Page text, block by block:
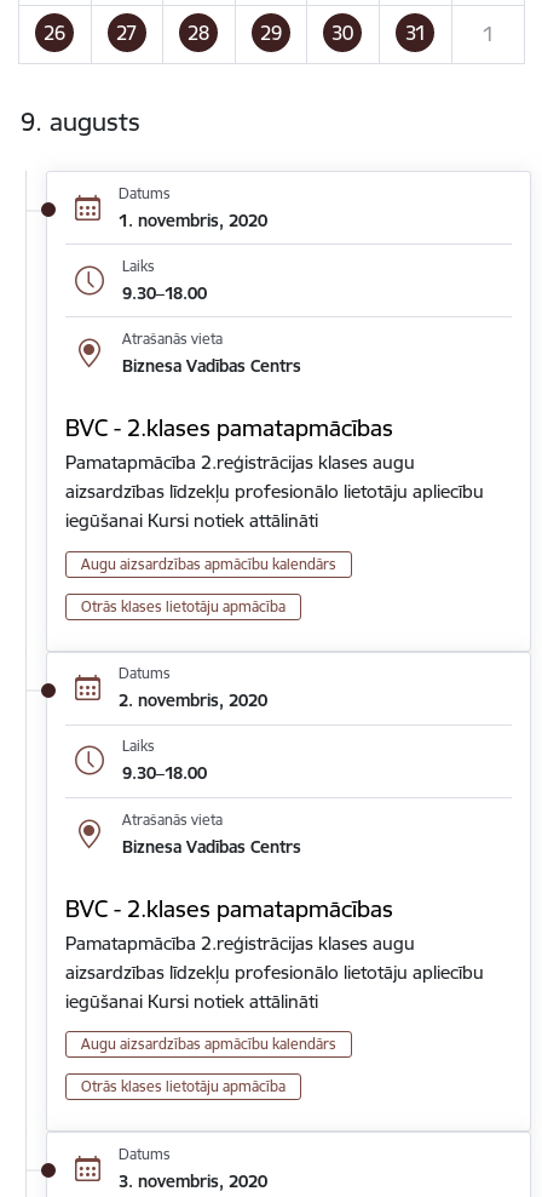
26 27 28 29 30 31 1
9. augusts
Datums
1. novembris, 2020
Laiks
9.30–18.00
Atrašanās vieta
Biznesa Vadības Centrs
BVC - 2.klases pamatapmācības
Pamatapmācība 2.reģistrācijas klases augu
aizsardzības līdzekļu profesionālo lietotāju apliecību
iegūšanai Kursi notiek attālināti
Augu aizsardzības apmācību kalendārs
Otrās klases lietotāju apmācība
Datums
2. novembris, 2020
Laiks
9.30–18.00
Atrašanās vieta
Biznesa Vadības Centrs
BVC - 2.klases pamatapmācības
Pamatapmācība 2.reģistrācijas klases augu
aizsardzības līdzekļu profesionālo lietotāju apliecību
iegūšanai Kursi notiek attālināti
Augu aizsardzības apmācību kalendārs
Otrās klases lietotāju apmācība
Datums
3. novembris, 2020